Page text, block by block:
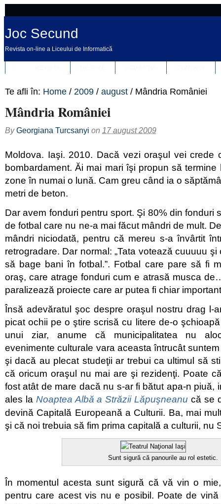
Joc Secund
Revista on-line a Liceului de Informatică
Te afli în: Home / 2009 / august / Mândria României
Mândria României
ByGeorgiana Turcsanyi on 17 august 2009
Moldova. Iaşi. 2010. Dacă vezi oraşul vei crede
bombardament. Ăi mai mari îşi propun să termine
zone în numai o lună. Cam greu când ia o
metri de beton.
Dar avem fonduri pentru sport. Şi 80% din fonduri
de fotbal care nu ne-a mai făcut mândri de mult.
mândri niciodată, pentru că mereu s-a învârtit
retrogradare. Dar normal: „Tata votează cuuuuu
să bage bani în fotbal.”. Fotbal care pare să fi
oraş, care atrage fonduri cum e atrasă musca
paralizează proiecte care ar putea fi chiar
Însă adevăratul şoc despre oraşul nostru drag l-
picat ochii pe o ştire scrisă cu litere de-o
unui ziar, anume că municipalitatea nu
evenimente culturale vara aceasta întrucât
şi dacă au plecat studeţii ar trebui ca ultimul să
că oricum oraşul nu mai are şi rezidenţi. Poate
fost atât de mare dacă nu s-ar fi bătut apa-n piuă,
ales la Noaptea Albă a Străzii Lăpuşneanu că se
devină Capitală Europeană a Culturii. Ba, mai
şi că noi trebuia să fim prima capitală a culturii, nu
Sunt sigură că panourile au rol estetic.
În momentul acesta sunt sigură că vă vin o
pentru care acest vis nu e posibil. Poate de vină